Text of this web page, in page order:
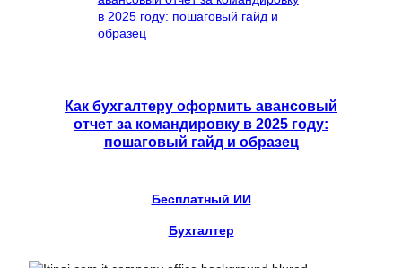
Как бухгалтеру оформить авансовый
отчет за командировку в 2025 году:
пошаговый гайд и образец
Бесплатный ИИ
Бухгалтер